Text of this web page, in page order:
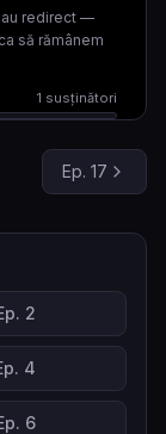
redirect —
ca să rămânem
1 susținători
Ep. 17
2
4
6